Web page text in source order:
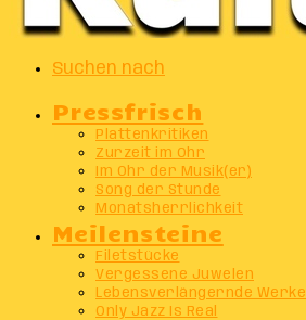
Suchen nach
Pressfrisch
Plattenkritiken
Zurzeit im Ohr
Im Ohr der Musik(er)
Song der Stunde
Monatsherrlichkeit
Meilensteine
Filetstücke
Vergessene Juwelen
Lebensverlängernde Werke
Only Jazz Is Real